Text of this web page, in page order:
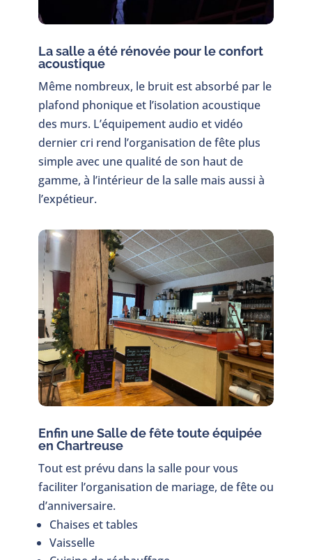
La salle a été rénovée pour le confort
acoustique
Même nombreux, le bruit est absorbé par le
plafond phonique et l’isolation acoustique
des murs. L’équipement audio et vidéo
dernier cri rend l’organisation de fête plus
simple avec une qualité de son haut de
gamme, à l’intérieur de la salle mais aussi à
l’expétieur.
Enfin une Salle de fête toute équipée
en Chartreuse
Tout est prévu dans la salle pour vous
faciliter l’organisation de mariage, de fête ou
d’anniversaire.
Chaises et tables
Vaisselle